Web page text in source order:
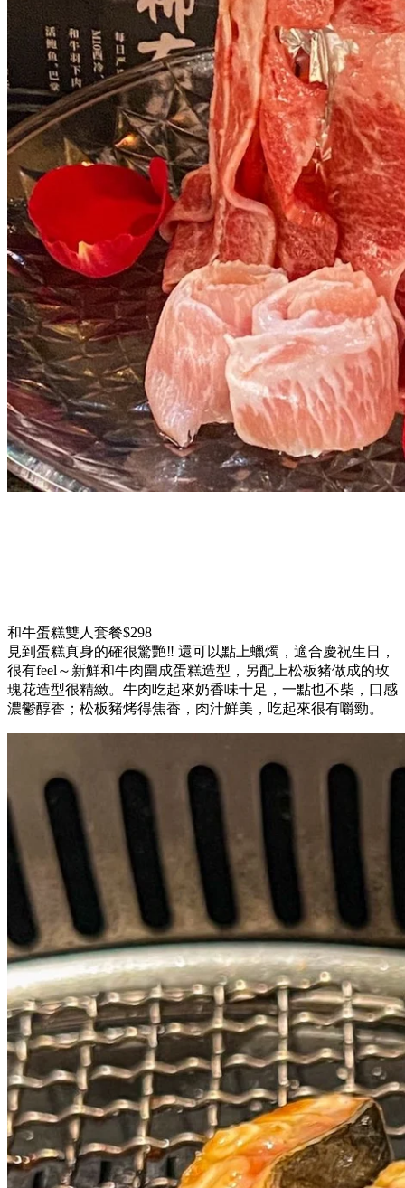
和牛蛋糕雙人套餐$298
見到蛋糕真身的確很驚艷‼ ️還可以點上蠟燭，適合慶祝生日，
很有feel～新鮮和牛肉圍成蛋糕造型，另配上松板豬做成的玫
瑰花造型很精緻。牛肉吃起來奶香味十足，一點也不柴，口感
濃鬱醇香；松板豬烤得焦香，肉汁鮮美，吃起來很有嚼勁。